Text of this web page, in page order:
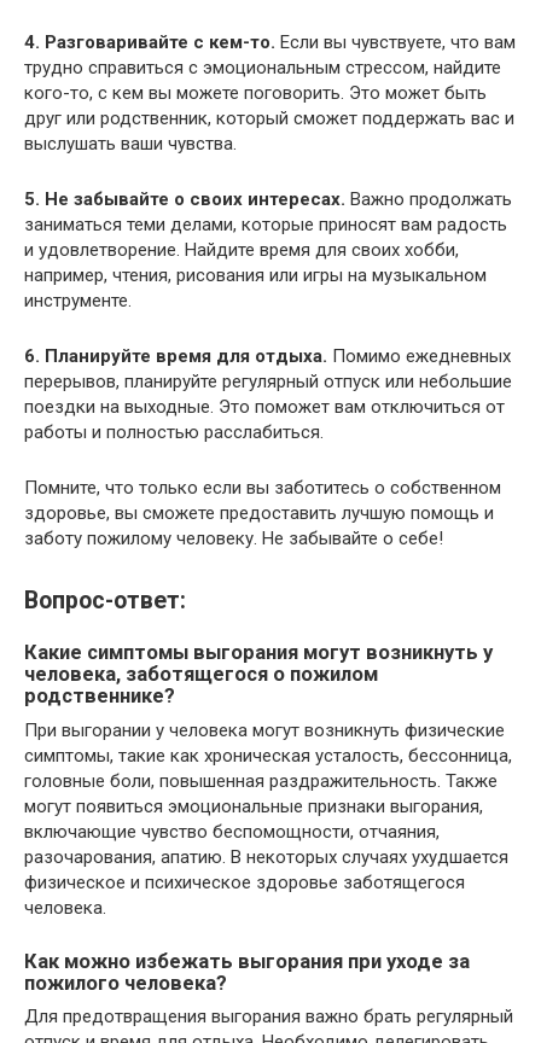
4. Разговаривайте с кем-то. Если вы чувствуете, что вам
трудно справиться с эмоциональным стрессом, найдите
кого-то, с кем вы можете поговорить. Это может быть
друг или родственник, который сможет поддержать вас и
выслушать ваши чувства.
5. Не забывайте о своих интересах. Важно продолжать
заниматься теми делами, которые приносят вам радость
и удовлетворение. Найдите время для своих хобби,
например, чтения, рисования или игры на музыкальном
инструменте.
6. Планируйте время для отдыха. Помимо ежедневных
перерывов, планируйте регулярный отпуск или небольшие
поездки на выходные. Это поможет вам отключиться от
работы и полностью расслабиться.
Помните, что только если вы заботитесь о собственном
здоровье, вы сможете предоставить лучшую помощь и
заботу пожилому человеку. Не забывайте о себе!
Вопрос-ответ:
Какие симптомы выгорания могут возникнуть у
человека, заботящегося о пожилом
родственнике?
При выгорании у человека могут возникнуть физические
симптомы, такие как хроническая усталость, бессонница,
головные боли, повышенная раздражительность. Также
могут появиться эмоциональные признаки выгорания,
включающие чувство беспомощности, отчаяния,
разочарования, апатию. В некоторых случаях ухудшается
физическое и психическое здоровье заботящегося
человека.
Как можно избежать выгорания при уходе за
пожилого человека?
Для предотвращения выгорания важно брать регулярный